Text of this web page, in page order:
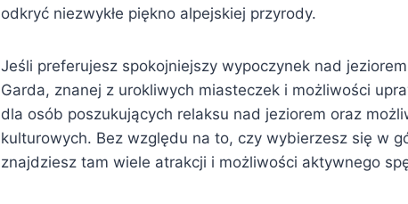
odkryć niezwykłe piękno alpejskiej przyrody.
Jeśli preferujesz spokojniejszy wypoczynek nad
Garda, znanej z urokliwych miasteczek i możliwości
dla osób poszukujących relaksu nad jeziorem oraz
kulturowych. Bez względu na to, czy wybierzesz się w
znajdziesz tam wiele atrakcji i możliwości aktywnego